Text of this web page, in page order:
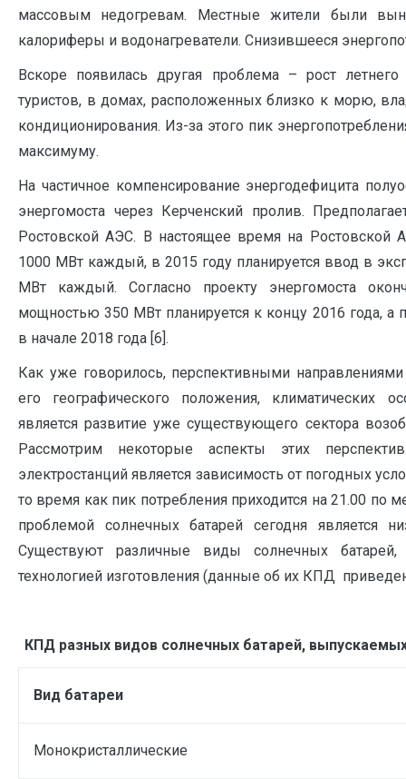
массовым недогревам. Местные жители были
калориферы и водонагреватели. Снизившееся
Вскоре появилась другая проблема – рост
туристов, в домах, расположенных близко к морю,
кондиционирования. Из-за этого пик
максимуму.
На частичное компенсирование энергодефицита
энергомоста через Керченский пролив.
Ростовской АЭС. В настоящее время на Ростовской
1000 МВт каждый, в 2015 году планируется ввод в
МВт каждый. Согласно проекту энергомоста
мощностью 350 МВт планируется к концу 2016 года, а
в начале 2018 года [6].
Как уже говорилось, перспективными
его географического положения, климатических
является развитие уже существующего сектора
Рассмотрим некоторые аспекты этих
электростанций является зависимость от погодных
то время как пик потребления приходится на 21.00 по
проблемой солнечных батарей сегодня является
Существуют различные виды солнечных
технологией изготовления (данные об их КПД
КПД разных видов солнечных батарей,
Вид батареи
Монокристаллические